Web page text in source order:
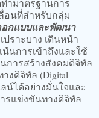
ำมาตรฐานการ
อนที่สำหรับกลุ่ม
กแบบและพัฒนา
ปราะบาง เดินหน้า
นการเข้าถึงและใช้
การสร้างสังคมดิจิทัล
งดิจิทัล (Digital
น์ได้อย่างมั่นใจและ
รแข่งขันทางดิจิทัล